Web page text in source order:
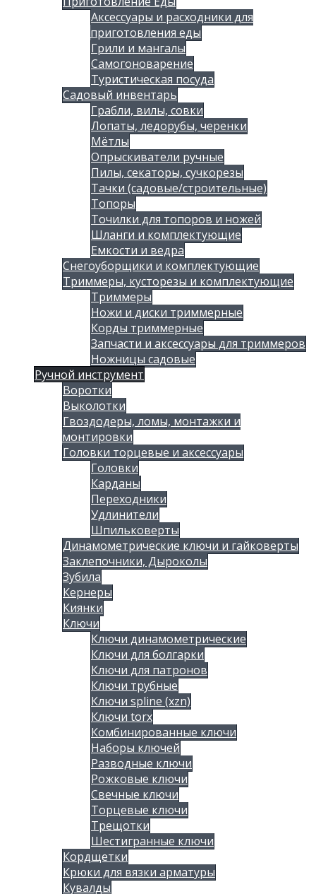
Аксессуары и расходники для
приготовления еды
Грили и мангалы
Самогоноварение
Туристическая посуда
Садовый инвентарь
Грабли, вилы, совки
Лопаты, ледорубы, черенки
Мётлы
Опрыскиватели ручные
Пилы, секаторы, сучкорезы
Тачки (садовые/строительные)
Топоры
Точилки для топоров и ножей
Шланги и комплектующие
Емкости и ведра
Снегоуборщики и комплектующие
Триммеры, кусторезы и комплектующие
Триммеры
Ножи и диски триммерные
Корды триммерные
Запчасти и аксессуары для триммеров
Ножницы садовые
Ручной инструмент
Воротки
Выколотки
Гвоздодеры, ломы, монтажки и
монтировки
Головки торцевые и аксессуары
Головки
Карданы
Переходники
Удлинители
Шпильковерты
Динамометрические ключи и гайковерты
Заклепочники, Дыроколы
Зубила
Кернеры
Киянки
Ключи
Ключи динамометрические
Ключи для болгарки
Ключи для патронов
Ключи трубные
Ключи spline (xzn)
Ключи torx
Комбинированные ключи
Наборы ключей
Разводные ключи
Рожковые ключи
Свечные ключи
Торцевые ключи
Трещотки
Шестигранные ключи
Кордщетки
Крюки для вязки арматуры
Кувалды